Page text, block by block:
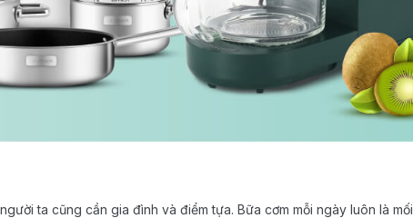
ta cũng cần gia đình và điểm tựa. Bữa cơm mỗi ngày luôn là mối